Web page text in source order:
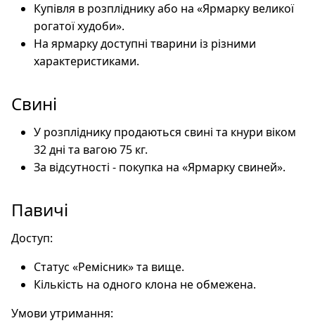
Купівля в розпліднику або на «Ярмарку великої
рогатої худоби».
На ярмарку доступні тварини із різними
характеристиками.
Свині
У розпліднику продаються свині та кнури віком
32 дні та вагою 75 кг.
За відсутності - покупка на «Ярмарку свиней».
Павичі
Доступ:
Статус «Ремісник» та вище.
Кількість на одного клона не обмежена.
Умови утримання: